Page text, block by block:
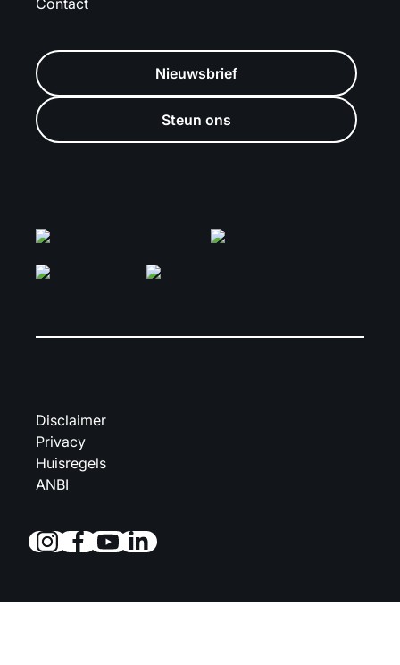
Contact
Nieuwsbrief
Steun ons
Disclaimer
Privacy
Huisregels
ANBI